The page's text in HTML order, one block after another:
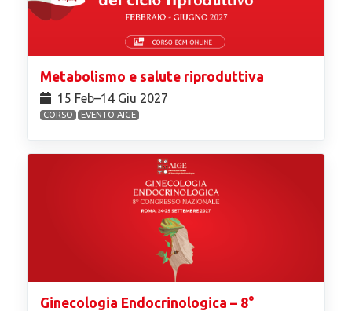
Metabolismo e salute riproduttiva
15 Feb⁠–14 Giu 2027
CORSO EVENTO AIGE
Ginecologia Endocrinologica – 8°